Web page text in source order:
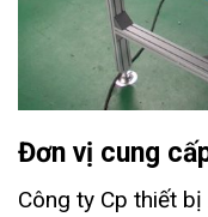
Đơn vị cung
Công ty Cp thiết